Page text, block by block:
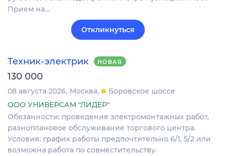
Прием на…
Откликнуться
Техник-электрик НОВАЯ
130 000
08 августа 2026 Москва
Боровское шоссе
ООО УНИВЕРСАМ "ЛИДЕР"
Обязанности: проведение электромонтажных работ,
разноплановое обслуживание торгового центра.
Условия: график работы предпочтительно 6/1, 5/2 или
возможна работа по совместительству.